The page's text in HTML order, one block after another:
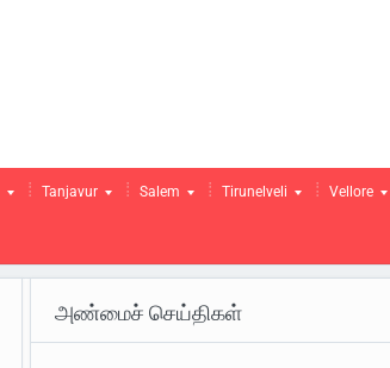
Tanjavur Salem Tirunelveli Vellore
அண்மைச் செய்திகள்